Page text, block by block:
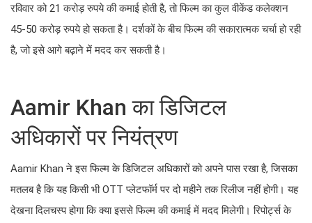
रविवार को 21 करोड़ रुपये की कमाई होती है, तो फिल्म का कुल वीकेंड कलेक्शन
45-50 करोड़ रुपये हो सकता है। दर्शकों के बीच फिल्म की सकारात्मक चर्चा हो रही
है, जो इसे आगे बढ़ाने में मदद कर सकती है।
Aamir Khan का डिजिटल
अधिकारों पर नियंत्रण
Aamir Khan ने इस फिल्म के डिजिटल अधिकारों को अपने पास रखा है, जिसका
मतलब है कि यह किसी भी OTT प्लेटफॉर्म पर दो महीने तक रिलीज नहीं होगी। यह
देखना दिलचस्प होगा कि क्या इससे फिल्म की कमाई में मदद मिलेगी। रिपोर्ट्स के